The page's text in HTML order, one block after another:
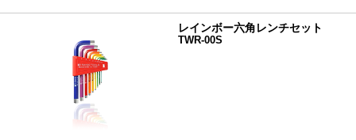
レインボー六角レンチセット
TWR-00S